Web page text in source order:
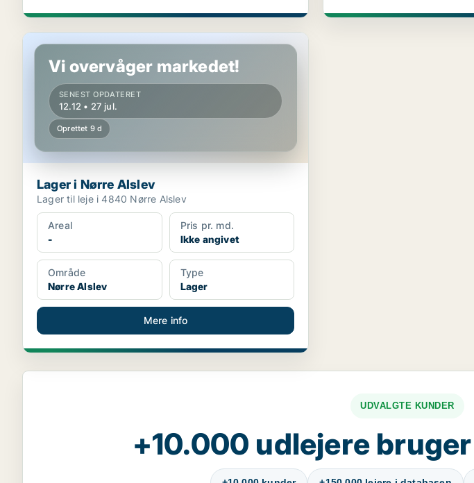
Lager i Nørre Alslev
Vi overvåger markedet!
SENEST OPDATERET
12.12 • 27 jul.
Oprettet 9 d
Lager i Nørre Alslev
Lager til leje i 4840 Nørre Alslev
Areal
-
Pris pr. md.
Ikke angivet
Område
Nørre Alslev
Type
Lager
Mere info
UDVALGTE KUNDER
+10.000 udlejere